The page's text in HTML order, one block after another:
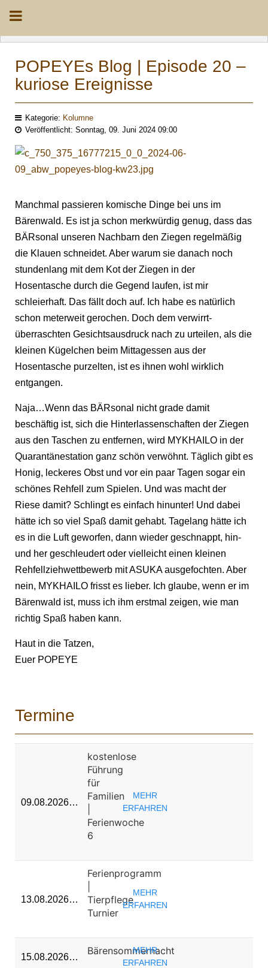
POPEYEs Blog | Episode 20 –
kuriose Ereignisse
Kategorie: Kolumne
Veröffentlicht: Sonntag, 09. Juni 2024 09:00
Manchmal passieren komische Dinge bei uns im
Bärenwald. Es ist ja schon merkwürdig genug, dass das
BÄRsonal unseren Nachbarn den Ziegen regelmäßig
die Klauen schneidet. Aber warum sie danach noch
stundenlang mit dem Kot der Ziegen in der
Hosentasche durch die Gegend laufen, ist mir
schleierhaft. Das fällt doch auf. Ich habe es natürlich
schon meterweit gerochen. Doch dem verwirrt-
überraschten Gesichtsausdruck nach zu urteilen, als die
kleinen Kügelchen beim Mittagessen aus der
Hosentasche purzelten, ist es ihnen wohl wirklich
entgangen.
Naja…Wenn das BÄRsonal nicht grade damit
beschäftig ist, sich die Hinterlassenschaften der Ziegen
aus den Taschen zu entfernen, wird MYKHAILO in der
Quarantänestation ganz schön verwöhnt. Täglich gibt es
Honig, leckeres Obst und vor ein paar Tagen sogar ein
schönes Rehfell zum Spielen. Und was macht der
Riese damit? Schlingt es einfach hinunter! Und dabei
hätte ich so viel Spaß damit gehabt. Tagelang hätte ich
es in die Luft geworfen, dann wieder geschnappt, hin-
und her geschleudert oder vielleicht einen kleinen
Rehfellziehwettbewerb mit ASUKA ausgefochten. Aber
nein, MYKHAILO frisst es lieber. Ich glaube, wenn er im
Bärenwald ist, muss ich ihm erstmal zeigen, wie man
richtig Spaß haben kann.
Haut in die Tatzen,
Euer POPEYE
Termine
09.08.2026…
kostenlose
Führung
für
Familien
Ferienwoche
6
MEHR
ERFAHREN
13.08.2026…
Ferienprogramm
Tierpflege
Turnier
MEHR
ERFAHREN
15.08.2026… Bärensommernacht
MEHR
ERFAHREN